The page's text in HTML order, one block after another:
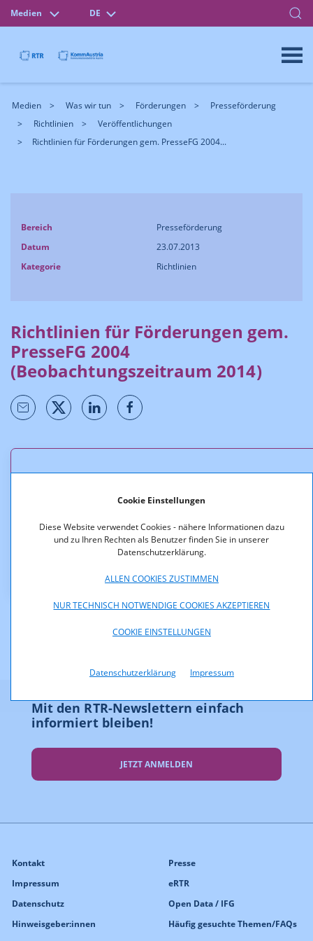
Cookie Einstellungen
Diese Website verwendet Cookies - nähere Informationen dazu
und zu Ihren Rechten als Benutzer finden Sie in unserer
Datenschutzerklärung.
ALLEN COOKIES ZUSTIMMEN
NUR TECHNISCH NOTWENDIGE COOKIES AKZEPTIEREN
COOKIE EINSTELLUNGEN
Datenschutzerklärung Impressum
Medien DE
Medien Was wir tun Förderungen
Presseförderung
Richtlinien
Veröffentlichungen
Richtlinien für Förderungen gem. PresseFG 2004...
Bereich
Presseförderung
Datum
23.07.2013
Kategorie
Richtlinien
Richtlinien für Förderungen gem.
PresseFG 2004
(Beobachtungszeitraum 2014)
Downloads
Richtlinien_fuer_den_Beobachtungszeitraum_2014__
Neufassung_2.pdf (pdf, 336,3 KB)
Richtlinien_fuer_den_Beobachtungszeitraum_2014.p
Mit den RTR-Newslettern einfach
informiert bleiben!
JETZT ANMELDEN
Kontakt
Impressum
Datenschutz
Hinweisgeber:innen
Presse
eRTR
Open Data / IFG
Häufig gesuchte Themen/FAQs